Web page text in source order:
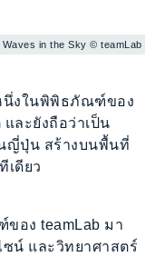
in the Sky © teamLab
หนึ่งในพิพิธภัณฑ์ของ
และยังถือว่าเป็น
ญี่ปุ่น สร้างบนพื้นที่
เดียว
อง teamLab มา
น์ และวิทยาศาสตร์